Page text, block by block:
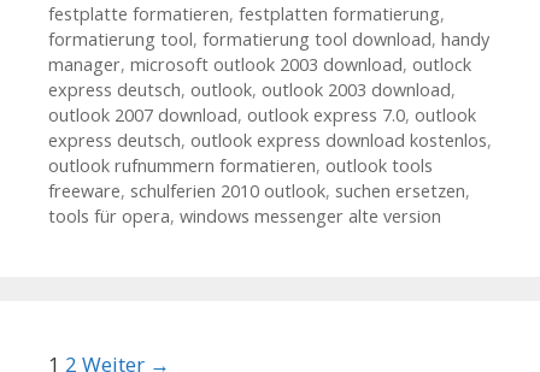
festplatte formatieren, festplatten formatierung,
formatierung tool, formatierung tool download, handy
manager, microsoft outlook 2003 download, outlock
express deutsch, outlook, outlook 2003 download,
outlook 2007 download, outlook express 7.0, outlook
express deutsch, outlook express download kostenlos,
outlook rufnummern formatieren, outlook tools
freeware, schulferien 2010 outlook, suchen ersetzen,
tools für opera, windows messenger alte version
Beitrags-Navigation
1 2 Weiter →